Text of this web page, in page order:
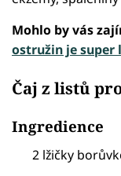
Mohlo by vás
ostružin je
Čaj z listů
Ingredience
2 lžičky